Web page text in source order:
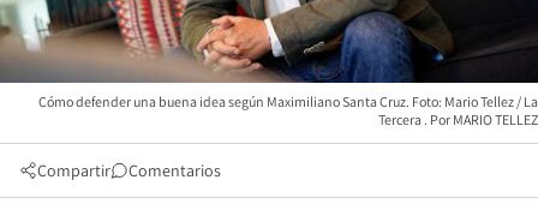
Cómo defender una buena idea según Maximiliano Santa Cruz. Foto: Mario Tellez / La
Tercera
MARIO TELLEZ
Compartir Comentarios